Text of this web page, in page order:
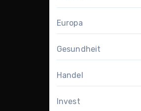
Europa
Gesundheit
Handel
Invest